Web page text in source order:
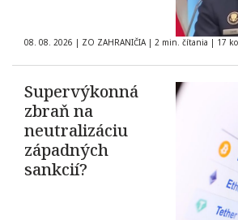
08. 08. 2026 | ZO ZAHRANIČIA | 2 min. čítania | 17
Supervýkonná
zbraň na
neutralizáciu
západných
sankcií?